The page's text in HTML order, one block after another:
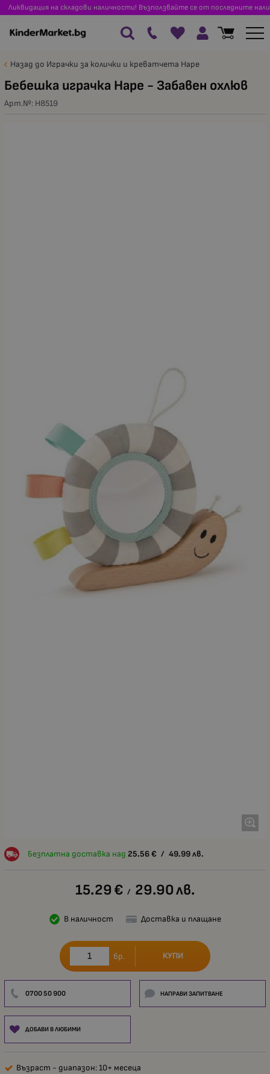
Ликвидация на складови наличности! Възползвайте се от последните
Назад до Играчки за колички и креватчета Hape
Бебешка играчка Hape - Забавен охлюв
Арт.№: H8519
Безплатна доставка над 25.56 € / 49.99 лв.
15.29 € / 29.90лв.
В наличност Доставка и плащане
бр. КУПИ
0700 50 900 НАПРАВИ ЗАПИТВАНЕ
ДОБАВИ В ЛЮБИМИ
Възраст - диапазон: 10+ месеца